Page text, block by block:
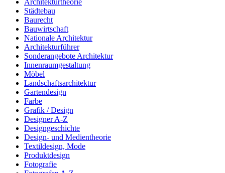
Städtebau
Baurecht
Bauwirtschaft
Nationale Architektur
Architekturführer
Sonderangebote Architektur
Innenraumgestaltung
Möbel
Landschaftsarchitektur
Gartendesign
Farbe
Grafik / Design
Designer A-Z
Designgeschichte
Design- und Medientheorie
Textildesign, Mode
Produktdesign
Fotografie